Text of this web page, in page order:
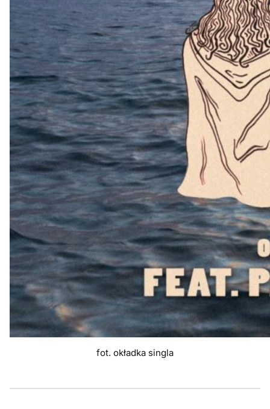
fot. okładka singla